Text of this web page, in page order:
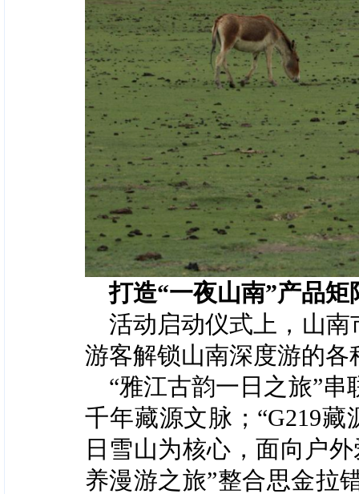
打造“一夜山南”产品矩
活动启动仪式上， 山南
游客解锁山南深度游的各
“雅江古韵一日之旅”串
千年藏源文脉； “G219藏
日雪山为核心，面向户
养漫游之旅”整合思金拉